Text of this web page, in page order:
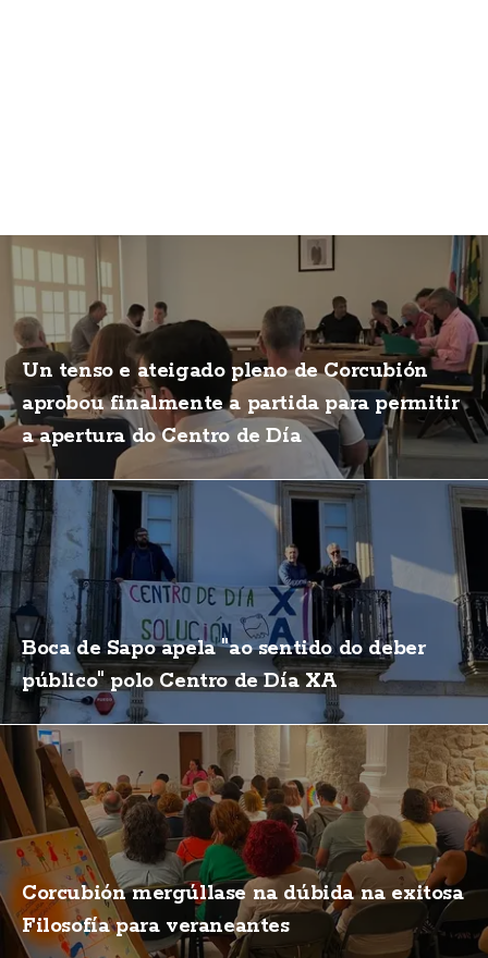
Un tenso e ateigado pleno de Corcubión
aprobou finalmente a partida para permitir
a apertura do Centro de Día
Boca de Sapo apela "ao sentido do deber
público" polo Centro de Día XA
Corcubión mergúllase na dúbida na exitosa
Filosofía para veraneantes